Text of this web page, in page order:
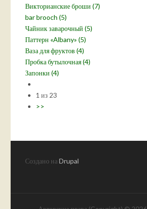
Викторианские броши (7)
bar brooch (5)
Чайник заварочный (5)
Паттерн «Albany» (5)
Ваза для фруктов (4)
Пробка бутылочная (4)
Запонки (4)
1 из 23
>>
Создано наDrupal